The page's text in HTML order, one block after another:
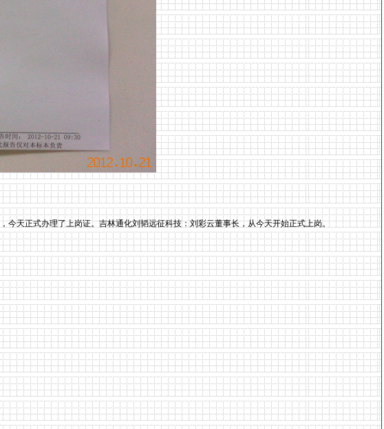
，今天正式办理了上岗证。吉林通化刘韬远征科技：刘彩云董事长，从今天开始正式上岗。